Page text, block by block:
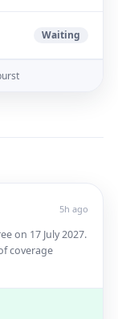
Waiting
5h ago
on 17 July 2027.
coverage